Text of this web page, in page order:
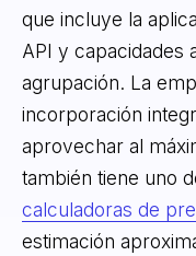
que incluye la
API y capacidades
agrupación. La
incorporación
aprovechar al
también tiene uno
calculadoras de
estimación